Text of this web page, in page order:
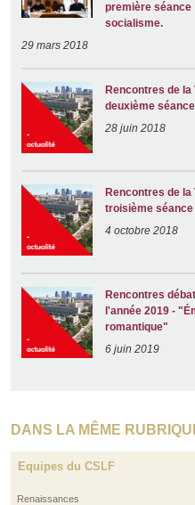
première séance
socialisme.
29 mars 2018
Rencontres de la
deuxième
28 juin 2018
Rencontres de la
troisième
4 octobre 2018
Rencontres
l'année 2019 -
romantique"
6 juin 2019
DANS LA MÊME
Equipes du CSLF
Renaissances